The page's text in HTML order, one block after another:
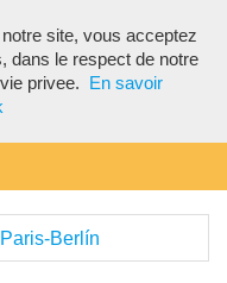
Berlín
site, vous acceptez
dans le respect de notre
privee.
En savoir